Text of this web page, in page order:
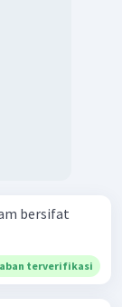
bersifat
terverifikasi